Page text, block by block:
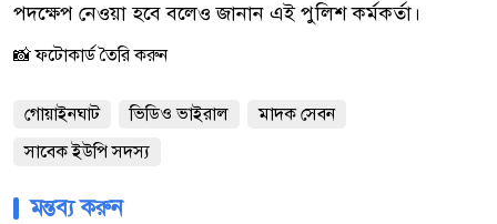
পদক্ষেপ নেওয়া হবে বলেও জানান এই পুলিশ কর্মকর্তা।
📸 ফটোকার্ড তৈরি করুন
গোয়াইনঘাট ভিডিও ভাইরাল
মাদক সেবন
সাবেক ইউপি সদস্য
মন্তব্য করুন